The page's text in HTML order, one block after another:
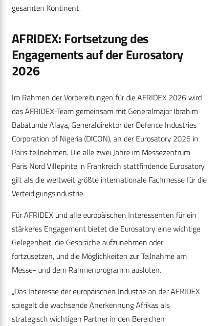
gesamten Kontinent.
AFRIDEX: Fortsetzung des
Engagements auf der Eurosatory
2026
Im Rahmen der Vorbereitungen für die AFRIDEX 2026 wird
das AFRIDEX-Team gemeinsam mit Generalmajor Ibrahim
Babatunde Alaya, Generaldirektor der Defence Industries
Corporation of Nigeria (DICON), an der Eurosatory 2026 in
Paris teilnehmen. Die alle zwei Jahre im Messezentrum
Paris Nord Villepinte in Frankreich stattfindende Eurosatory
gilt als die weltweit größte internationale Fachmesse für die
Verteidigungsindustrie.
Für AFRIDEX und alle europäischen Interessenten für ein
stärkeres Engagement bietet die Eurosatory eine wichtige
Gelegenheit, die Gespräche aufzunehmen oder
fortzusetzen, und die Möglichkeiten zur Teilnahme am
Messe- und dem Rahmenprogramm ausloten.
„Das Interesse der europäischen Industrie an der AFRIDEX
spiegelt die wachsende Anerkennung Afrikas als
strategisch wichtigen Partner in den Bereichen